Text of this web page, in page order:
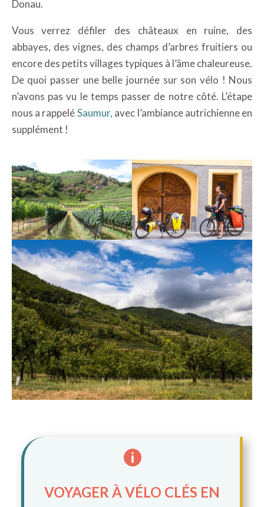
Donau.
Vous verrez défiler des châteaux en ruine, des
abbayes, des vignes, des champs d’arbres fruitiers ou
encore des petits villages typiques à l’âme chaleureuse.
De quoi passer une belle journée sur son vélo ! Nous
n’avons pas vu le temps passer de notre côté. L’étape
nous a rappeléSaumur, avec l’ambiance autrichienne en
supplément !

VOYAGER À VÉLO CLÉS EN